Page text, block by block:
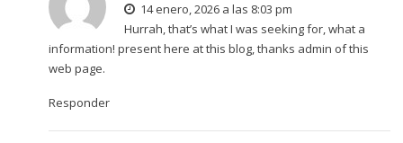
14 enero, 2026 a las 8:03 pm
Hurrah, that’s what I was seeking for, what a
information! present here at this blog, thanks admin of this
web page.
Responder